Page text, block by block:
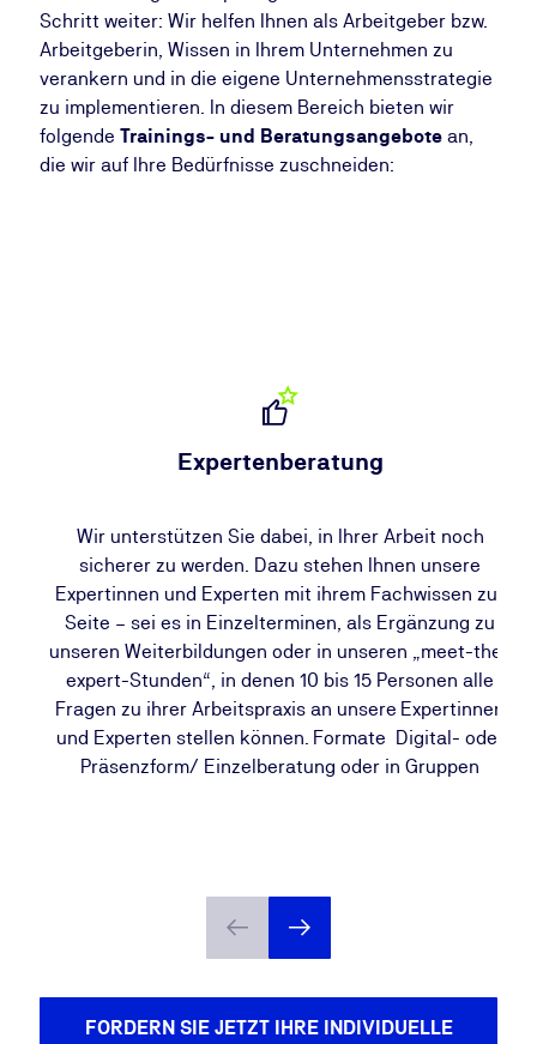
Schritt weiter: Wir helfen Ihnen als Arbeitgeber bzw.
Arbeitgeberin, Wissen in Ihrem Unternehmen zu
verankern und in die eigene Unternehmensstrategie
zu implementieren. In diesem Bereich bieten wir
folgende Trainings- und Beratungsangebotean,
die wir auf Ihre Bedürfnisse zuschneiden:
Expertenberatung
Wir unterstützen Sie dabei, in Ihrer Arbeit noch
sicherer zu werden. Dazu stehen Ihnen unsere
Expertinnen und Experten mit ihrem Fachwissen zur
Seite – sei es in Einzelterminen, als Ergänzung zu
unseren Weiterbildungen oder in unseren „meet-the-
expert-Stunden“, in denen 10 bis 15 Personen alle
Fragen zu ihrer Arbeitspraxis an unsere Expertinnen
und Experten stellen können. Formate Digital- oder
Präsenzform/ Einzelberatung oder in Gruppen
FORDERN SIE JETZT IHRE INDIVIDUELLE